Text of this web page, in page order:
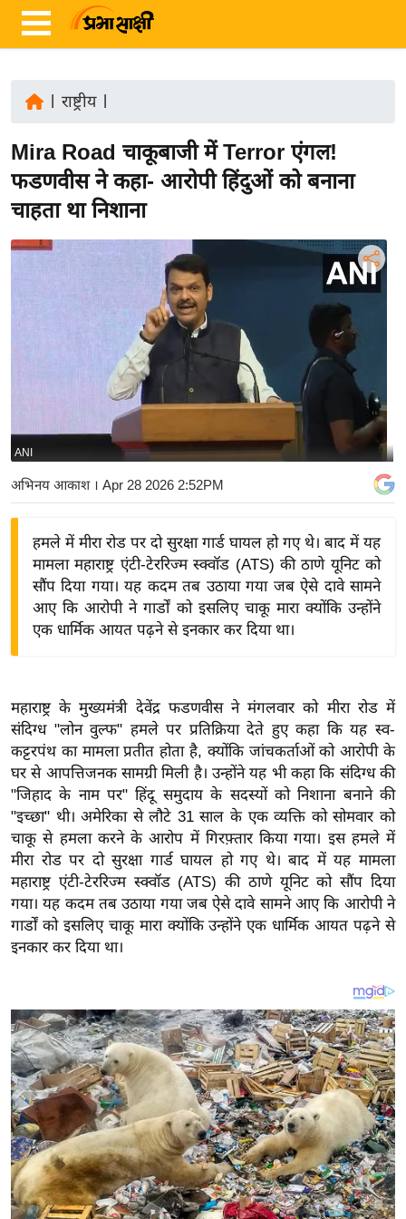
ज़ा
ख
र
रा
अं
बि
ज़
ने
द्यो
वि
शे
ष
ज्ञ
रा
य
ब
ज
ट
खे
ल
ट
I
P
L
2
0
2
6
राष्ट्रीय|
Mira Road चाकूबाजी में Terror एंगल!
फडणवीस ने कहा- आरोपी हिंदुओं को बनाना
चाहता था निशाना
ANI
अभिनय आकाश। Apr 28 2026 2:52PM
हमले में मीरा रोड पर दो सुरक्षा गार्ड घायल हो गए थे। बाद में यह
मामला महाराष्ट्र एंटी-टेररिज्म स्क्वॉड (ATS) की ठाणे यूनिट को
सौंप दिया गया। यह कदम तब उठाया गया जब ऐसे दावे सामने
आए कि आरोपी ने गार्डों को इसलिए चाकू मारा क्योंकि उन्होंने
एक धार्मिक आयत पढ़ने से इनकार कर दिया था।
महाराष्ट्र के मुख्यमंत्री देवेंद्र फडणवीस ने मंगलवार को मीरा रोड में
संदिग्ध "लोन वुल्फ" हमले पर प्रतिक्रिया देते हुए कहा कि यह स्व-
कट्टरपंथ का मामला प्रतीत होता है, क्योंकि जांचकर्ताओं को आरोपी के
घर से आपत्तिजनक सामग्री मिली है। उन्होंने यह भी कहा कि संदिग्ध की
"जिहाद के नाम पर" हिंदू समुदाय के सदस्यों को निशाना बनाने की
"इच्छा" थी। अमेरिका से लौटे 31 साल के एक व्यक्ति को सोमवार को
चाकू से हमला करने के आरोप में गिरफ़्तार किया गया। इस हमले में
मीरा रोड पर दो सुरक्षा गार्ड घायल हो गए थे। बाद में यह मामला
महाराष्ट्र एंटी-टेररिज्म स्क्वॉड (ATS) की ठाणे यूनिट को सौंप दिया
गया। यह कदम तब उठाया गया जब ऐसे दावे सामने आए कि आरोपी ने
गार्डों को इसलिए चाकू मारा क्योंकि उन्होंने एक धार्मिक आयत पढ़ने से
इनकार कर दिया था।